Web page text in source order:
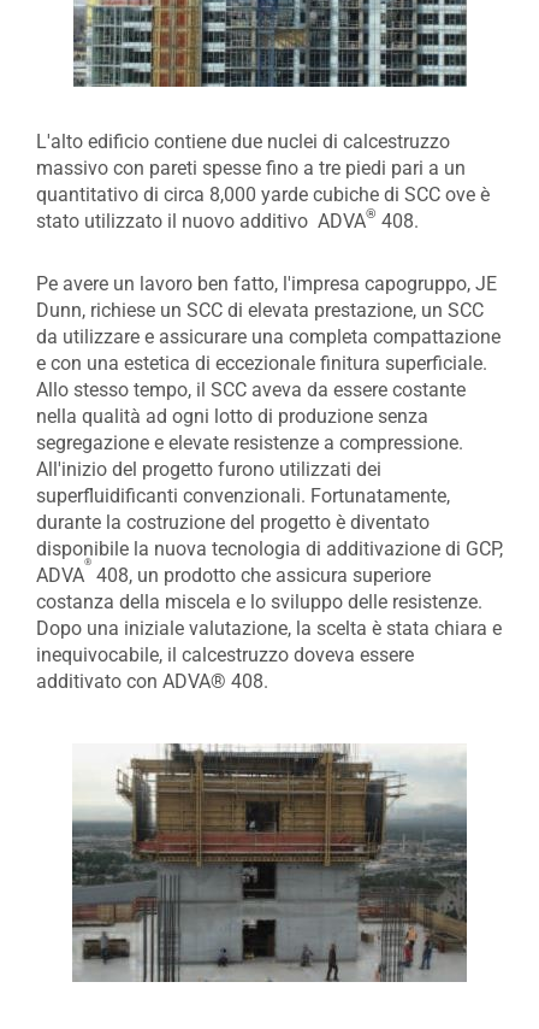
L'alto edificio contiene due nuclei di calcestruzzo
massivo con pareti spesse fino a tre piedi pari a un
quantitativo di circa 8,000 yarde cubiche di SCC ove è
stato utilizzato il nuovo additivo ADVA® 408.
Pe avere un lavoro ben fatto, l'impresa capogruppo, JE
Dunn, richiese un SCC di elevata prestazione, un SCC
da utilizzare e assicurare una completa compattazione
e con una estetica di eccezionale finitura superficiale.
Allo stesso tempo, il SCC aveva da essere costante
nella qualità ad ogni lotto di produzione senza
segregazione e elevate resistenze a compressione.
All'inizio del progetto furono utilizzati dei
superfluidificanti convenzionali. Fortunatamente,
durante la costruzione del progetto è diventato
disponibile la nuova tecnologia di additivazione di GCP,
ADVA
®
408, un prodotto che assicura superiore
costanza della miscela e lo sviluppo delle resistenze.
Dopo una iniziale valutazione, la scelta è stata chiara e
inequivocabile, il calcestruzzo doveva essere
additivato con ADVA® 408.